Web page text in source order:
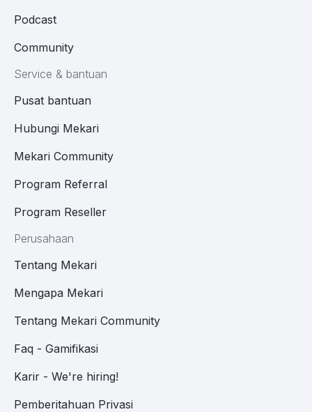
Podcast
Community
Service & bantuan
Pusat bantuan
Hubungi Mekari
Mekari Community
Program Referral
Program Reseller
Perusahaan
Tentang Mekari
Mengapa Mekari
Tentang Mekari Community
Faq - Gamifikasi
Karir - We're hiring!
Pemberitahuan Privasi